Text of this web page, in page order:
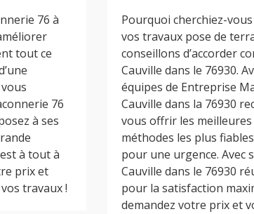
76 à
tout ce
76
à ses
à tout à
prix et
travaux !
Pourquoi cherchiez-
vos travaux pose de
conseillons d’accorder
Cauville dans le 76930.
équipes de Entreprise
Cauville dans la 76930
vous offrir les meilleures
méthodes les plus
pour une urgence. Avec
Cauville dans le 76930
pour la satisfaction
demandez votre prix et